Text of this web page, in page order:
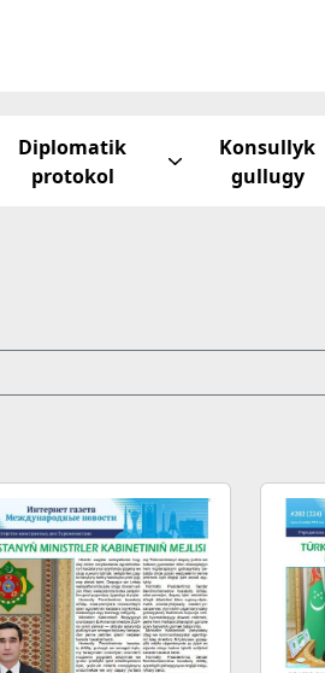
Diplomatik
protokol
Konsullyk
gullugy